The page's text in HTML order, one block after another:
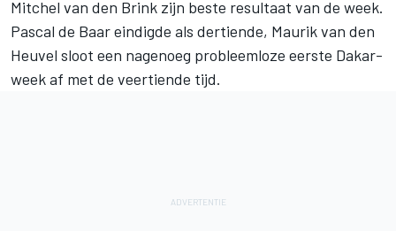
Mitchel van den Brink zijn beste resultaat van de week.
Pascal de Baar eindigde als dertiende, Maurik van den
Heuvel sloot een nagenoeg probleemloze eerste Dakar-
week af met de veertiende tijd.